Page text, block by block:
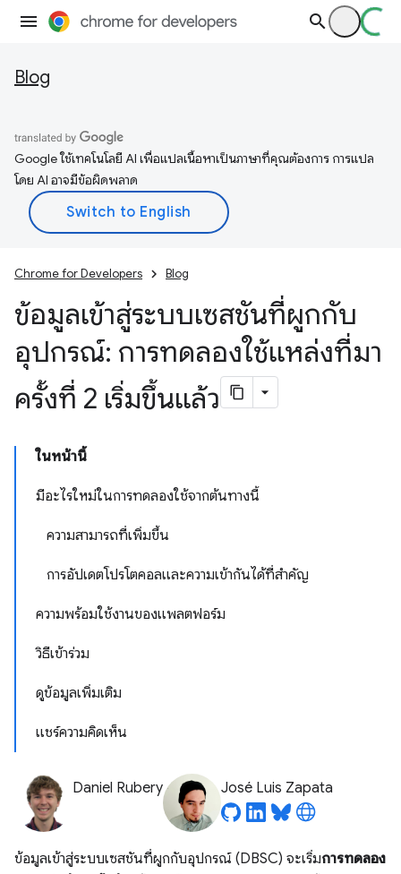
Blog
Google ใช้เทคโนโลยี AI เพื่อแปลเนื้อหาเป็นภาษาที่คุณต้องการ การแปล
โดย AI อาจมีข้อผิดพลาด
Chrome for Developers Blog
ข้อมูลเข้าสู่ระบบเซสชันที่ผูกกับ
อุปกรณ์: การทดลองใช้แหล่งที่มา
ครั้งที่ 2 เริ่มขึ้นแล้ว
ในหน้านี้
มีอะไรใหม่ในการทดลองใช้จากต้นทางนี้
ความสามารถที่เพิ่มขึ้น
การอัปเดตโปรโตคอลและความเข้ากันได้ที่สำคัญ
ความพร้อมใช้งานของแพลตฟอร์ม
วิธีเข้าร่วม
ดูข้อมูลเพิ่มเติม
แชร์ความคิดเห็น
Daniel Rubery José Luis Zapata
ข้อมูลเข้าสู่ระบบเซสชันที่ผูกกับอุปกรณ์ (DBSC) จะเริ่มการทดลอง